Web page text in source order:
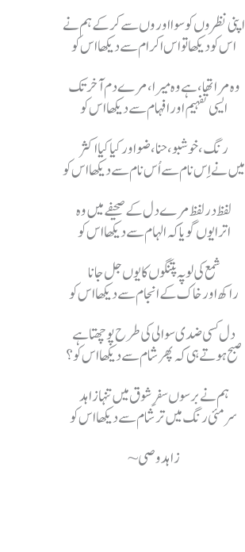
اپنی نظروں کو سوا اوروں سے کرکے ہم نے
اس کو دیکھا تو اس اکرام سے دیکھا اس کو
وہ مرا تھا، ہے وہ میرا، مرے دم آخر تک
ایسی تفہیم اور افہام سے دیکھا اس کو
رنگ، خوشبو، حنا، ضو اور کیا کیا اکثر
میں نے اِس نام سے اُس نام سے دیکھا اس کو
لفظ در لفظ مرے دل کے صحیفے میں وہ
اترا یوں گویا کہ الہام سے دیکھا اس کو
شمع کی لو پہ پتنگوں کا یوں جل جانا
راکھ اور خاک کے انجام سے دیکھا اس کو
دل کسی ضدی سوالی کی طرح پوچھتا ہے
صبح ہوتے ہی کہ پھر شام سے دیکھا اس کو؟
ہم نے برسوں سفرِ شوق میں تنہا زاہد
سرمئی رنگ میں تر شام سے دیکھا اس کو
~ زاہد وصی